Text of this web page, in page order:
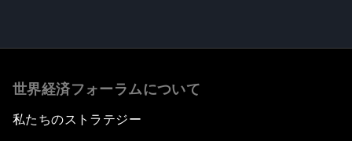
世界経済フォーラムについて
私たちのストラテジー